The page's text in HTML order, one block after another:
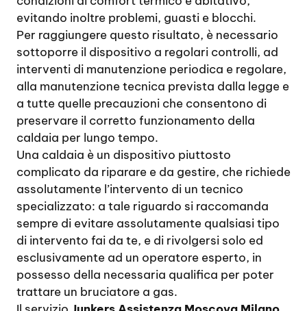
evitando inoltre problemi, guasti e blocchi.
Per raggiungere questo risultato, è necessario
sottoporre il dispositivo a regolari controlli, ad
interventi di manutenzione periodica e regolare,
alla manutenzione tecnica prevista dalla legge e
a tutte quelle precauzioni che consentono di
preservare il corretto funzionamento della
caldaia per lungo tempo.
Una caldaia è un dispositivo piuttosto
complicato da riparare e da gestire, che richiede
assolutamente l’intervento di un tecnico
specializzato: a tale riguardo si raccomanda
sempre di evitare assolutamente qualsiasi tipo
di intervento fai da te, e di rivolgersi solo ed
esclusivamente ad un operatore esperto, in
possesso della necessaria qualifica per poter
trattare un bruciatore a gas.